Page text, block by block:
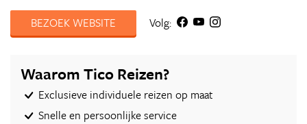
BEZOEK WEBSITE
Volg:
Waarom Tico Reizen?
Exclusieve individuele reizen op maat
Snelle en persoonlijke service